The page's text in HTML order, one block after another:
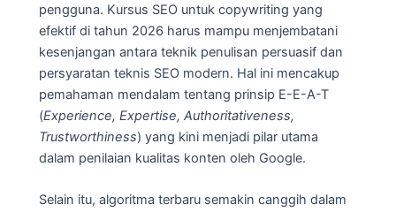
pengguna. Kursus SEO untuk copywriting yang
efektif di tahun 2026 harus mampu menjembatani
kesenjangan antara teknik penulisan persuasif dan
persyaratan teknis SEO modern. Hal ini mencakup
pemahaman mendalam tentang prinsip E-E-A-T
(Experience, Expertise, Authoritativeness,
Trustworthiness) yang kini menjadi pilar utama
dalam penilaian kualitas konten oleh Google.
Selain itu, algoritma terbaru semakin canggih dalam